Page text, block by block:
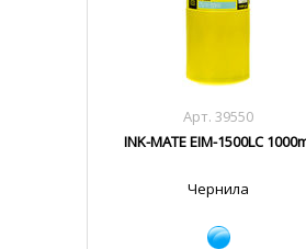
Арт. 39550
INK-MATE EIM-1500LC
Чернила